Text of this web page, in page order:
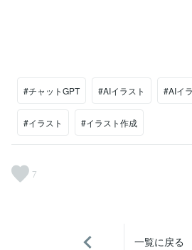
#チャットGPT #AIイラスト #AIイ
#イラスト #イラスト作成
7
一覧に戻る